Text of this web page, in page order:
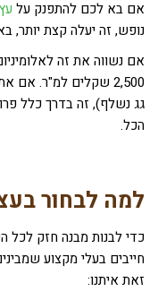
אם בא לכם להתפנק על
נופש, זה יעלה קצת יותר, באזור ה-750-950
2,500 שקלים למ"ר.
הכל.
למה לבחור
כדי לבנות מבנה חזק
חייבים בעלי מקצוע
זאת איתנו: